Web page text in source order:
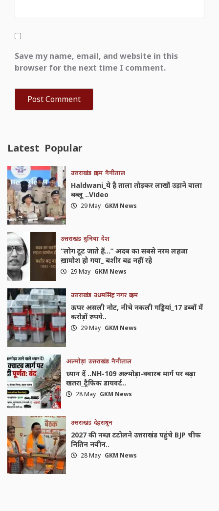
Save my name, email, and website in this
browser for the next time I comment.
Latest Popular
उत्तराखंड क्राइम नैनीताल
Haldwani_ये है ताला तोड़कर लाखों उड़ाने वाला
बब्लू ..Video
29 May GKM News
उत्तराखंड दुनिया देश
“लोग टूट जाते हैं…” अदब का सबसे नरम लहजा
ख़ामोश हो गया_ बशीर बद्र नहीं रहे
29 May GKM News
उत्तराखंड उधमसिंह नगर क्राइम
ऊपर असली नोट, नीचे नकली गड्डियां_17 डब्बों में
करोड़ों रुपये..
29 May GKM News
अल्मोड़ा उत्तराखंड नैनीताल
ध्यान दें ..NH-109 अल्मोड़ा-क्वारब मार्ग पर बढ़ा
खतरा_ट्रैफिक डायवर्ट..
28 May GKM News
उत्तराखंड देहरादून
2027 की नब्ज़ टटोलने उत्तराखंड पहुंचे BJP चीफ
नितिन नवीन..
28 May GKM News